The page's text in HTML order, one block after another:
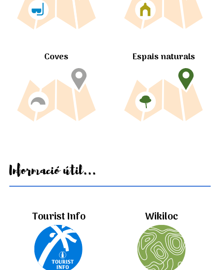
Coves Espais naturals
Informació útil...
Tourist Info Wikiloc